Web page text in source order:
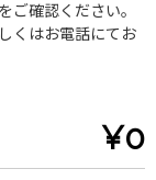
ご確認ください。
くはお電話にてお
¥0